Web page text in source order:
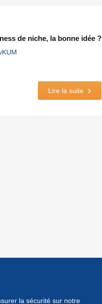
de niche, la bonne idée ?
Lire la suite
la sécurité sur notre